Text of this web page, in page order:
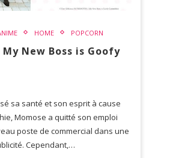
HOME POPCORN
New Boss is Goofy
sa santé et son esprit à cause
Momose a quitté son emploi
poste de commercial dans une
Cependant,…